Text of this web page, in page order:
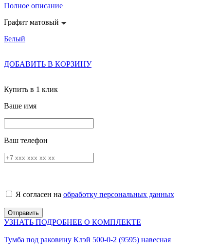
Полное описание
Графит матовый
Белый
ДОБАВИТЬ В КОРЗИНУ
Купить в 1 клик
Ваше имя
Ваш телефон
Я согласен на обработку персональных данных
УЗНАТЬ ПОДРОБНЕЕ О КОМПЛЕКТЕ
Тумба под раковину Клэй 500-0-2 (9595) навесная